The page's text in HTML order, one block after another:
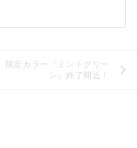
限定カラー『ミントグリー
ン』終了間近！